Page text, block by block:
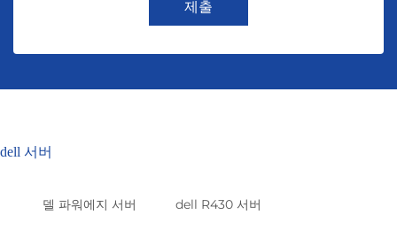
제출
dell 서버
델 파워에지 서버 dell R430 서버